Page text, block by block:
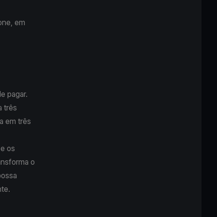
em
pagar.
três
em três
os
o